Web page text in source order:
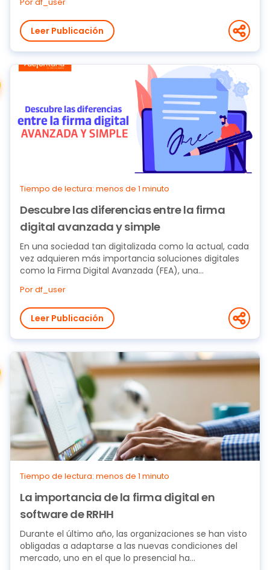
Leer Publicación
Tiempo de lectura: menos de 1 minuto
Descubre las diferencias entre la firma
digital avanzada y simple
En una sociedad tan digitalizada como la actual, cada
vez adquieren más importancia soluciones digitales
como la Firma Digital Avanzada (FEA), una...
Por df_user
Leer Publicación
Tiempo de lectura: menos de 1 minuto
La importancia de la firma digital en
software de RRHH
Durante el último año, las organizaciones se han visto
obligadas a adaptarse a las nuevas condiciones del
mercado, uno en el que lo presencial ha...